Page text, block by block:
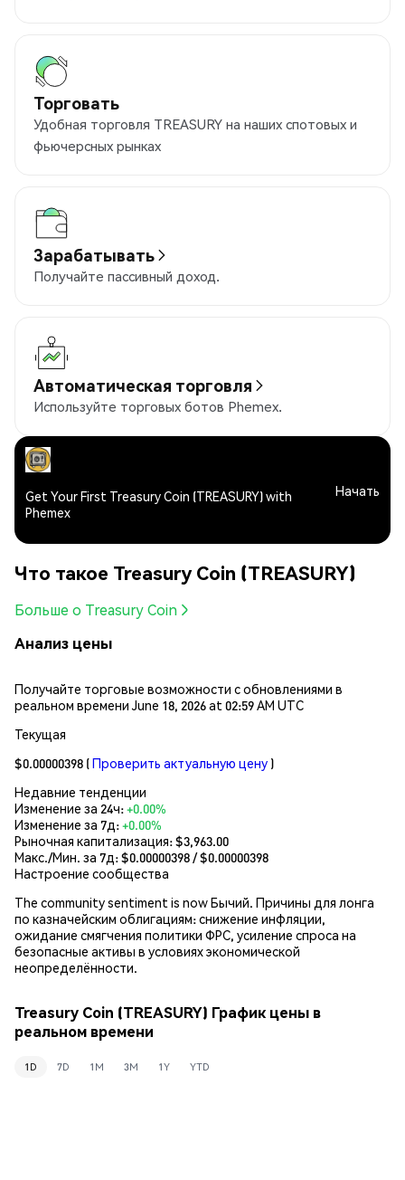
Торговать
Удобная торговля TREASURY на наших спотовых и
фьючерсных рынках
Зарабатывать
Получайте пассивный доход.
Автоматическая торговля
Используйте торговых ботов Phemex.
Get Your First Treasury Coin (TREASURY) with
Phemex
Начать
Что такое Treasury Coin (TREASURY)
Больше о Treasury Coin
Анализ цены
Получайте торговые возможности с обновлениями в
реальном времени June 18, 2026 at 02:59 AM UTC
Текущая
$0.00000398 (Проверить актуальную цену )
Недавние тенденции
Изменение за 24ч:+0.00%
Изменение за 7д:+0.00%
Рыночная капитализация:$3,963.00
Макс./Мин. за 7д: $0.00000398/ $0.00000398
Настроение сообщества
The community sentiment is now Бычий. Причины для лонга
по казначейским облигациям: снижение инфляции,
ожидание смягчения политики ФРС, усиление спроса на
безопасные активы в условиях экономической
неопределённости.
Treasury Coin (TREASURY) График цены в
реальном времени
1D 7D 1M 3M 1Y YTD